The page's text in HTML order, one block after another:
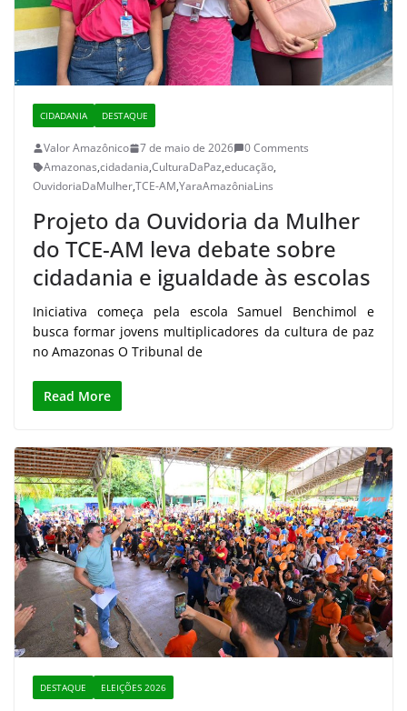
CIDADANIA DESTAQUE
Valor Amazônico 7 de maio de 2026
0 Comments
Amazonas,cidadania,CulturaDaPaz,educação,
OuvidoriaDaMulher,TCE-AM,YaraAmazôniaLins
Projeto da Ouvidoria da Mulher
do TCE-AM leva debate sobre
cidadania e igualdade às escolas
Iniciativa começa pela escola Samuel Benchimol e
busca formar jovens multiplicadores da cultura de paz
no Amazonas O Tribunal de
Read More
DESTAQUE ELEIÇÕES 2026